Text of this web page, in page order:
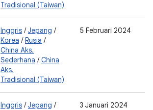
Tradisional (Taiwan)
Inggris /Jepang /
Korea /Rusia /
China Aks.
Sederhana /China
Aks.
Tradisional (Taiwan)
5 Februari 2024
Inggris /Jepang /
3 Januari 2024